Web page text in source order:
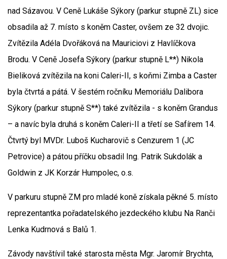
nad Sázavou. V Ceně Lukáše Sýkory (parkur stupně ZL) sice
obsadila až 7. místo s koněm Caster, ovšem ze 32 dvojic.
Zvítězila Adéla Dvořáková na Mauriciovi z Havlíčkova
Brodu. V Ceně Josefa Sýkory (parkur stupně L**) Nikola
Bieliková zvítězila na koni Caleri-II, s koňmi Zimba a Caster
byla čtvrtá a pátá. V šestém ročníku Memoriálu Dalibora
Sýkory (parkur stupně S**) také zvítězila - s koněm Grandus
– a navíc byla druhá s koněm Caleri-II a třetí se Safírem 14.
Čtvrtý byl MVDr. Luboš Kucharovič s Cenzurem 1 (JC
Petrovice) a pátou příčku obsadil Ing. Patrik Sukdolák a
Goldwin z JK Korzár Humpolec, o.s.
V parkuru stupně ZM pro mladé koně získala pěkné 5. místo
reprezentantka pořadatelského jezdeckého klubu Na Ranči
Lenka Kudrnová s Balů 1.
Závody navštívil také starosta města Mgr. Jaromír Brychta,